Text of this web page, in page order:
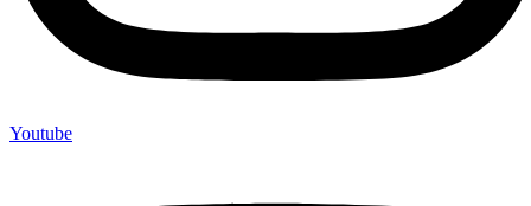
Youtube